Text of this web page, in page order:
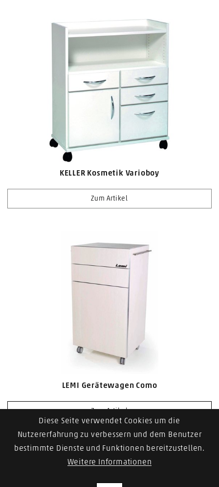
KELLER Kosmetik Varioboy
Zum Artikel
LEMI Gerätewagen Como
Zum Artikel
Diese Seite verwendet Cookies um die
Nutzererfahrung zu verbessern und dem Benutzer
bestimmte Dienste und Funktionen bereitzustellen.
Weitere Informationen